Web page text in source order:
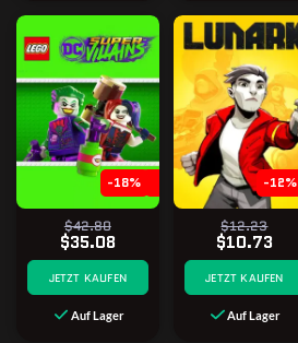
-18%
$42.80
$35.08
JETZT KAUFEN
Auf Lager
-12%
$12.23
$10.73
JETZT KAUFEN
Auf Lager